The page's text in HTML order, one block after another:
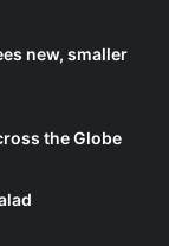
new, smaller
the Globe